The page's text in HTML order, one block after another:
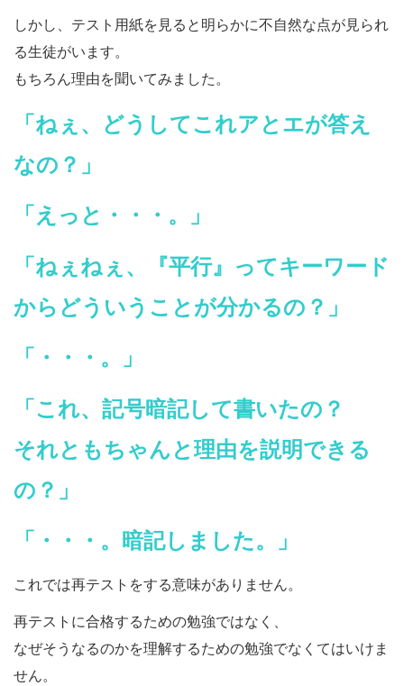
しかし、テスト用紙を見ると明らかに不自然な点が見られ
る生徒がいます。
もちろん理由を聞いてみました。
「ねぇ、どうしてこれアとエが答え
なの？」
「えっと・・・。」
「ねぇねぇ、『平行』ってキーワード
からどういうことが分かるの？」
「・・・。」
「これ、記号暗記して書いたの？
それともちゃんと理由を説明できる
の？」
「・・・。暗記しました。」
これでは再テストをする意味がありません。
再テストに合格するための勉強ではなく、
なぜそうなるのかを理解するための勉強でなくてはいけま
せん。